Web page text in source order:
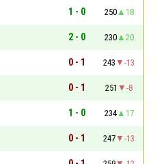
1 - 0 250
18
2 - 0 230
20
0 - 1 243
-13
0 - 1 251
-8
1 - 0 234
17
0 - 1 247
-13